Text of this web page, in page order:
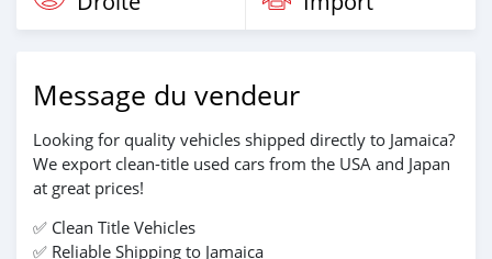
Message du vendeur
Looking for quality vehicles shipped directly to Jamaica?
We export clean-title used cars from the USA and Japan
at great prices!
✅ Clean Title Vehicles
✅ Reliable Shipping to Jamaica